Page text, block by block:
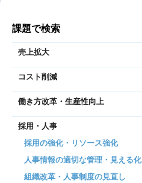
課題で検索
売上拡大
コスト削減
働き方改革・生産性向上
採用・人事
採用の強化・リソース強化
人事情報の適切な管理・見える化
組織改革・人事制度の見直し